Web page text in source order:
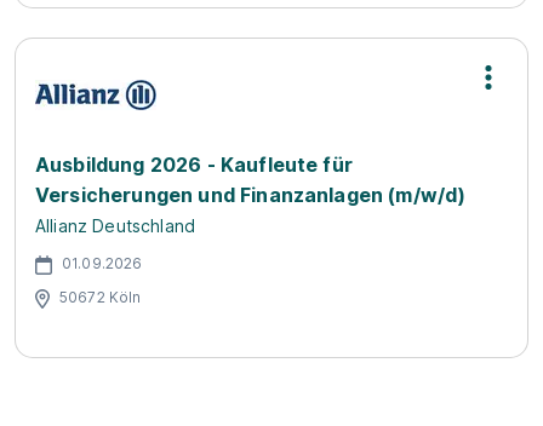
Ausbildung 2026 - Kaufleute für
Versicherungen und Finanzanlagen (m/w/d)
Allianz Deutschland
01.09.2026
50672 Köln